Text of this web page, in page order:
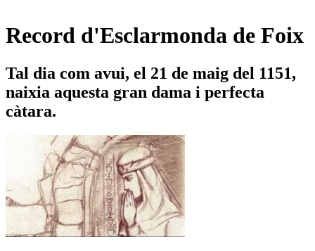
Record d'Esclarmonda de Foix
Tal dia com avui, el 21 de maig del 1151,
naixia aquesta gran dama i perfecta
càtara.